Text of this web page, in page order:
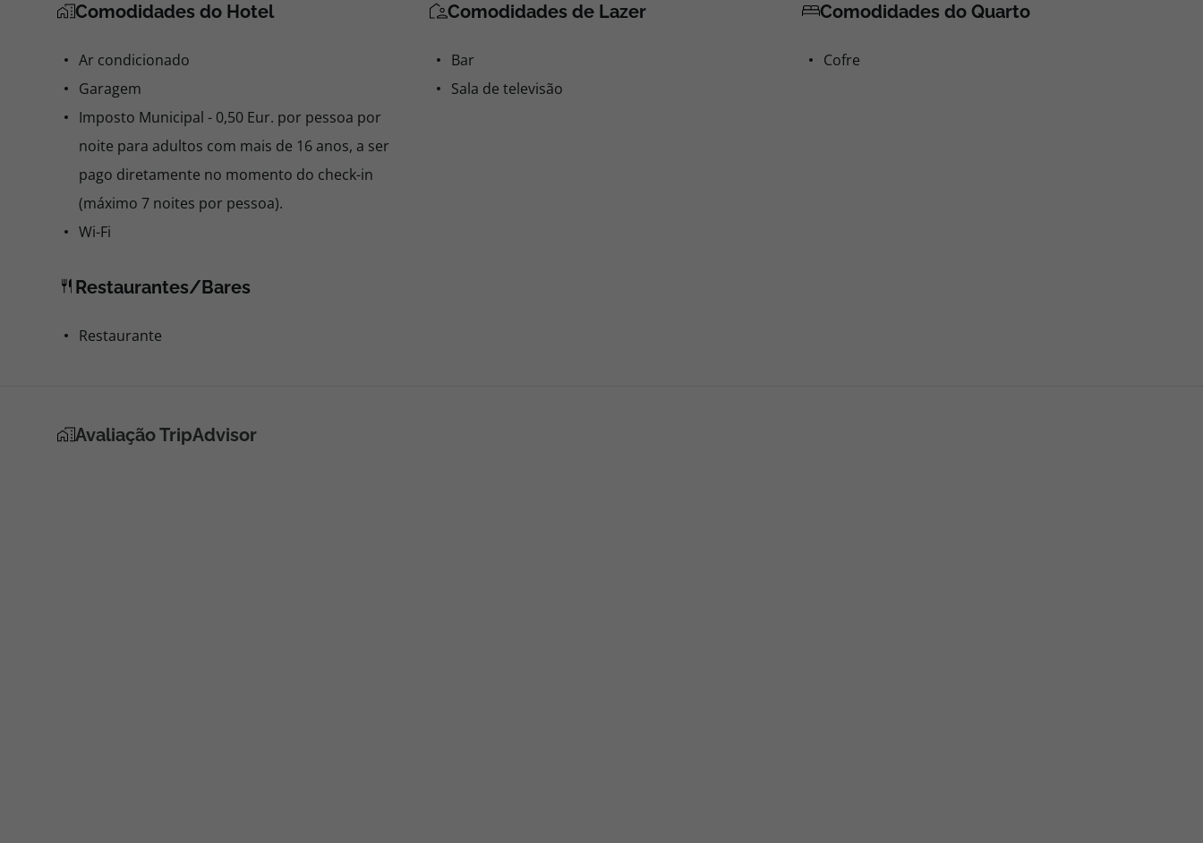
Comodidades do Hotel
Ar condicionado
Garagem
Imposto Municipal - 0,50 Eur. por pessoa por
noite para adultos com mais de 16 anos, a ser
pago diretamente no momento do check-in
(máximo 7 noites por pessoa).
Wi-Fi
Comodidades de Lazer
Bar
Sala de televisão
Comodidades do Quarto
Cofre
Restaurantes/Bares
Restaurante
Avaliação TripAdvisor